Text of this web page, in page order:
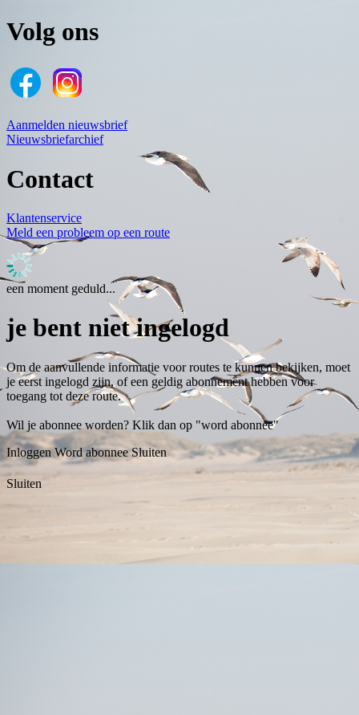
Volg ons
Aanmelden nieuwsbrief
Nieuwsbriefarchief
Contact
Klantenservice
Meld een probleem op een route
een moment geduld...
je bent niet ingelogd
Om de aanvullende informatie voor routes te kunnen bekijken, moet
je eerst ingelogd zijn, of een geldig abonnement hebben voor
toegang tot deze route.
Wil je abonnee worden? Klik dan op "word abonnee"
Inloggen Word abonnee Sluiten
Sluiten